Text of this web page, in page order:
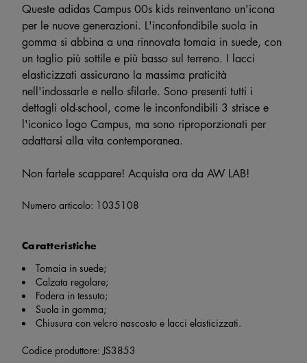
Queste adidas Campus 00s kids reinventano un'icona
per le nuove generazioni. L'inconfondibile suola in
gomma si abbina a una rinnovata tomaia in suede, con
un taglio più sottile e più basso sul terreno. I lacci
elasticizzati assicurano la massima praticità
nell'indossarle e nello sfilarle. Sono presenti tutti i
dettagli old-school, come le inconfondibili 3 strisce e
l'iconico logo Campus, ma sono riproporzionati per
adattarsi alla vita contemporanea.
Non fartele scappare! Acquista ora da AW LAB!
Numero articolo: 1035108
Caratteristiche
Tomaia in suede;
Calzata regolare;
Fodera in tessuto;
Suola in gomma;
Chiusura con velcro nascosto e lacci elasticizzati.
Codice produttore: JS3853